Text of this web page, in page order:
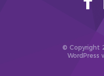
© Copyright
WordPress